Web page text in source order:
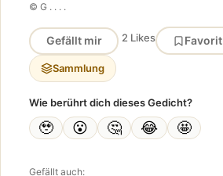
© G . . . .
Gefällt mir 2 Likes Favorit
Sammlung
Wie berührt dich dieses Gedicht?
🥹 😮 🤔 😂 🤩
Gefällt auch: